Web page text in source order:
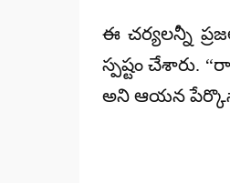
ఈ చర్యలన్నీ
స్పష్టం చేశారు.
అని ఆయన